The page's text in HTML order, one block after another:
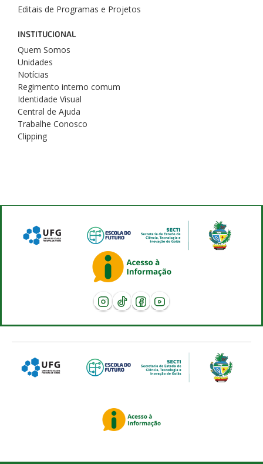
Editais de Programas e Projetos
INSTITUCIONAL
Quem Somos
Unidades
Notícias
Regimento interno comum
Identidade Visual
Central de Ajuda
Trabalhe Conosco
Clipping